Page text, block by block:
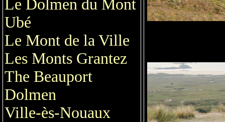
Le Dolmen du Mont
Ubé
Le Mont de la Ville
Les Monts Grantez
The Beauport
Dolmen
Ville-ès-Nouaux